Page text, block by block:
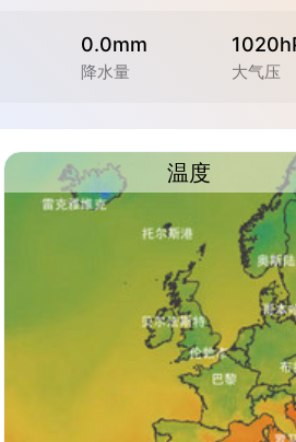
0.0mm
降水量 大气压
温度